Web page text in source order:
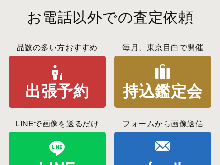
お電話以外での査定依頼
品数の多い方おすすめ
出張予約
毎月、東京目白で開催
持込鑑定会
LINEで画像を送るだけ フォームから画像送信